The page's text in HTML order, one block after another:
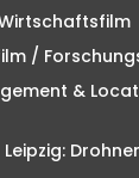
/
&